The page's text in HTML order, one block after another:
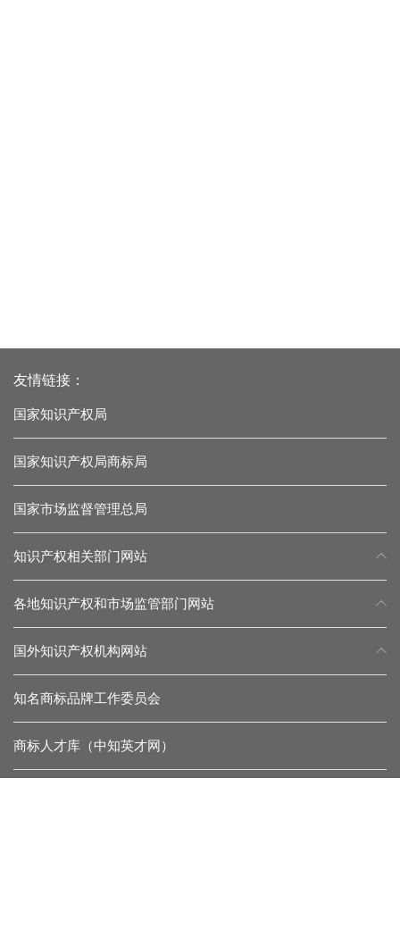
友情链接：
国家知识产权局
国家知识产权局商标局
国家市场监督管理总局
知识产权相关部门网站
各地知识产权和市场监管部门网站
国外知识产权机构网站
知名商标品牌工作委员会
商标人才库（中知英才网）